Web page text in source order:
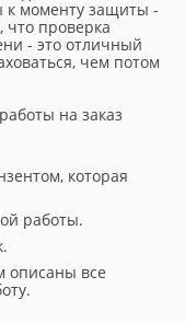
к моменту защиты -
что проверка
- это отличный
чем потом
на заказ
которая
работы.
описаны все